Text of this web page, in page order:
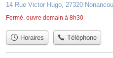
14 Rue Victor Hugo, 27320
Fermé, ouvre demain à 8h30
Horaires Téléphone